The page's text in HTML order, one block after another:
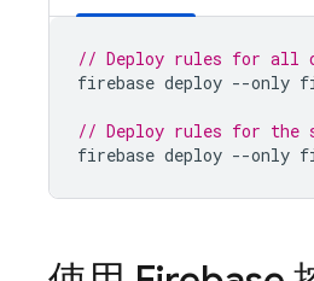
// Deploy rules for all
firebase deploy --only
// Deploy rules for the
firebase deploy --only